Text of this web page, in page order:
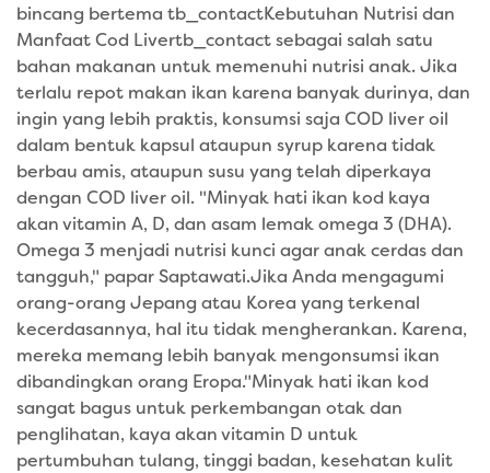
bincang bertema tb_contactKebutuhan Nutrisi dan
Manfaat Cod Livertb_contact sebagai salah satu
bahan makanan untuk memenuhi nutrisi anak. Jika
terlalu repot makan ikan karena banyak durinya, dan
ingin yang lebih praktis, konsumsi saja COD liver oil
dalam bentuk kapsul ataupun syrup karena tidak
berbau amis, ataupun susu yang telah diperkaya
dengan COD liver oil. "Minyak hati ikan kod kaya
akan vitamin A, D, dan asam lemak omega 3 (DHA).
Omega 3 menjadi nutrisi kunci agar anak cerdas dan
tangguh," papar Saptawati.Jika Anda mengagumi
orang-orang Jepang atau Korea yang terkenal
kecerdasannya, hal itu tidak mengherankan. Karena,
mereka memang lebih banyak mengonsumsi ikan
dibandingkan orang Eropa."Minyak hati ikan kod
sangat bagus untuk perkembangan otak dan
penglihatan, kaya akan vitamin D untuk
pertumbuhan tulang, tinggi badan, kesehatan kulit